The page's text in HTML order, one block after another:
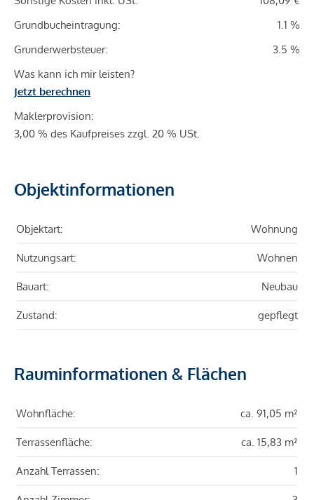
Grundbucheintragung:
1.1 %
Grunderwerbsteuer:
3.5 %
Was kann ich mir leisten?
Jetzt berechnen
Maklerprovision:
3,00 % des Kaufpreises zzgl. 20 % USt.
Objektinformationen
Objektart: Wohnung
Nutzungsart: Wohnen
Bauart: Neubau
Zustand: gepflegt
Rauminformationen & Flächen
Wohnfläche: ca. 91,05 m²
Terrassenfläche: ca. 15,83 m²
Anzahl Terrassen: 1